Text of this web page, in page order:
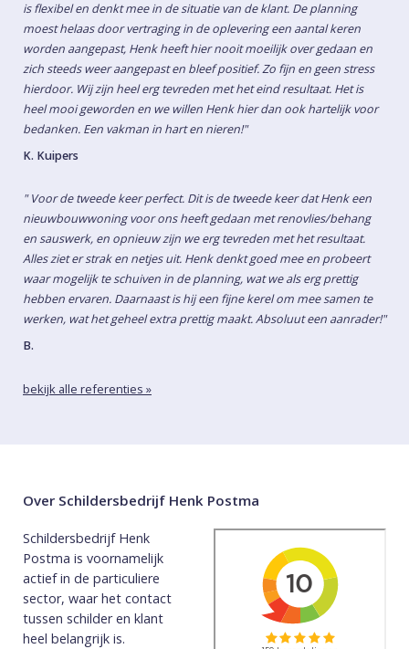
is flexibel en denkt mee in de situatie van de klant. De planning
moest helaas door vertraging in de oplevering een aantal keren
worden aangepast, Henk heeft hier nooit moeilijk over gedaan en
zich steeds weer aangepast en bleef positief. Zo fijn en geen stress
hierdoor. Wij zijn heel erg tevreden met het eind resultaat. Het is
heel mooi geworden en we willen Henk hier dan ook hartelijk voor
bedanken. Een vakman in hart en nieren!"
K. Kuipers
" Voor de tweede keer perfect. Dit is de tweede keer dat Henk een
nieuwbouwwoning voor ons heeft gedaan met renovlies/behang
en sauswerk, en opnieuw zijn we erg tevreden met het resultaat.
Alles ziet er strak en netjes uit. Henk denkt goed mee en probeert
waar mogelijk te schuiven in de planning, wat we als erg prettig
hebben ervaren. Daarnaast is hij een fijne kerel om mee samen te
werken, wat het geheel extra prettig maakt. Absoluut een aanrader!"
B.
bekijk alle referenties »
Over Schildersbedrijf Henk Postma
Schildersbedrijf Henk
Postma is voornamelijk
actief in de particuliere
sector, waar het contact
tussen schilder en klant
heel belangrijk is.